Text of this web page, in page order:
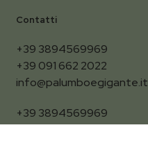
Contatti
+39 3894569969
+39 091 662 2022
info@palumboegigante.it
+39 3894569969
+39 091 662 2022